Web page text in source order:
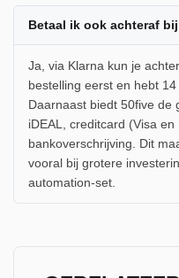
Betaal ik ook achteraf
Ja, via Klarna kun je
bestelling eerst en hebt
Daarnaast biedt 50five de
iDEAL, creditcard (Visa
bankoverschrijving. Dit
vooral bij grotere
automation-set.